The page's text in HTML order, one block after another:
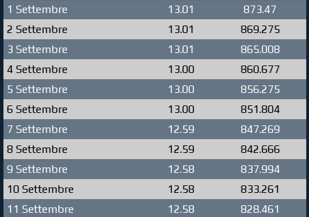
1 Settembre
13.01
873.47
2 Settembre
13.01
869.275
3 Settembre
13.01
865.008
4 Settembre
13.00
860.677
5 Settembre
13.00
856.275
6 Settembre
13.00
851.804
7 Settembre
12.59
847.269
8 Settembre
12.59
842.666
9 Settembre
12.58
837.994
10 Settembre
12.58
833.261
11 Settembre
12.58
828.461